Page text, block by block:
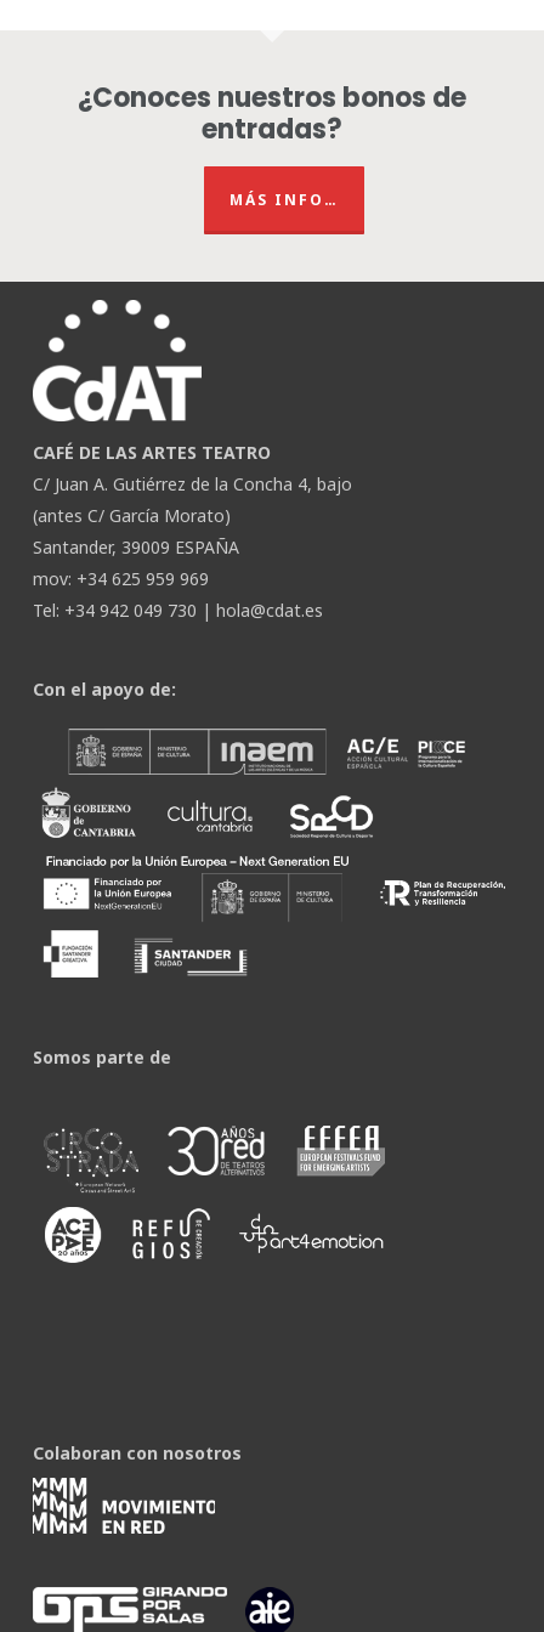
¿Conoces nuestros bonos de
entradas?
MÁS INFO…
CAFÉ DE LAS ARTES TEATRO
C/ Juan A. Gutiérrez de la Concha 4, bajo
(antes C/ García Morato)
Santander, 39009 ESPAÑA
mov: +34 625 959 969
Tel: +34 942 049 730 | hola@cdat.es
Con el apoyo de:
Somos parte de
Colaboran con nosotros